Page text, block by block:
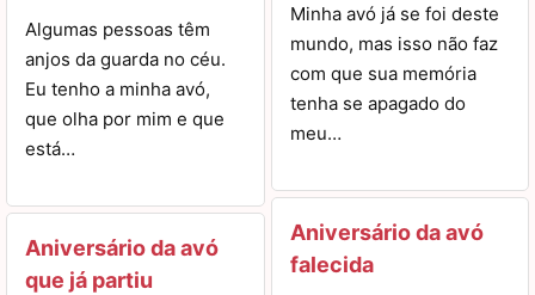
Algumas pessoas têm
anjos da guarda no céu.
Eu tenho a minha avó,
que olha por mim e que
está…
Aniversário da avó
que já partiu
Minha avó já se foi deste
mundo, mas isso não faz
com que sua memória
tenha se apagado do
meu…
Aniversário da avó
falecida